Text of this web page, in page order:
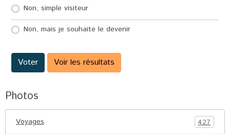
Non, simple visiteur
Non, mais je souhaite le devenir
Voter Voir les résultats
Photos
Voyages 427